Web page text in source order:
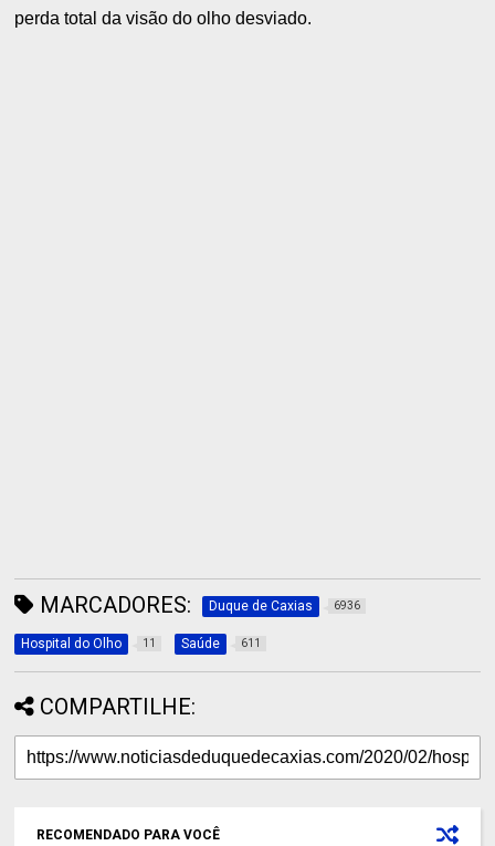
perda total da visão do olho desviado.
MARCADORES: Duque de Caxias 6936
Hospital do Olho 11 Saúde 611
COMPARTILHE:
RECOMENDADO PARA VOCÊ